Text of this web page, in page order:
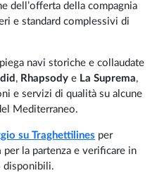
dell’offerta della compagnia
e standard complessivi di
navi storiche e collaudate
, Rhapsody e La Suprema,
e servizi di qualità su alcune
Mediterraneo.
su Traghettilines per
per la partenza e verificare in
disponibili.